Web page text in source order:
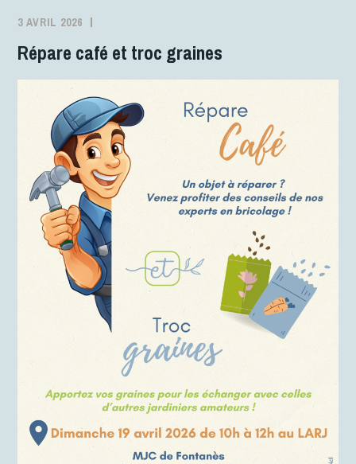
3 AVRIL 2026
ROUVEURE
Répare café et troc graines